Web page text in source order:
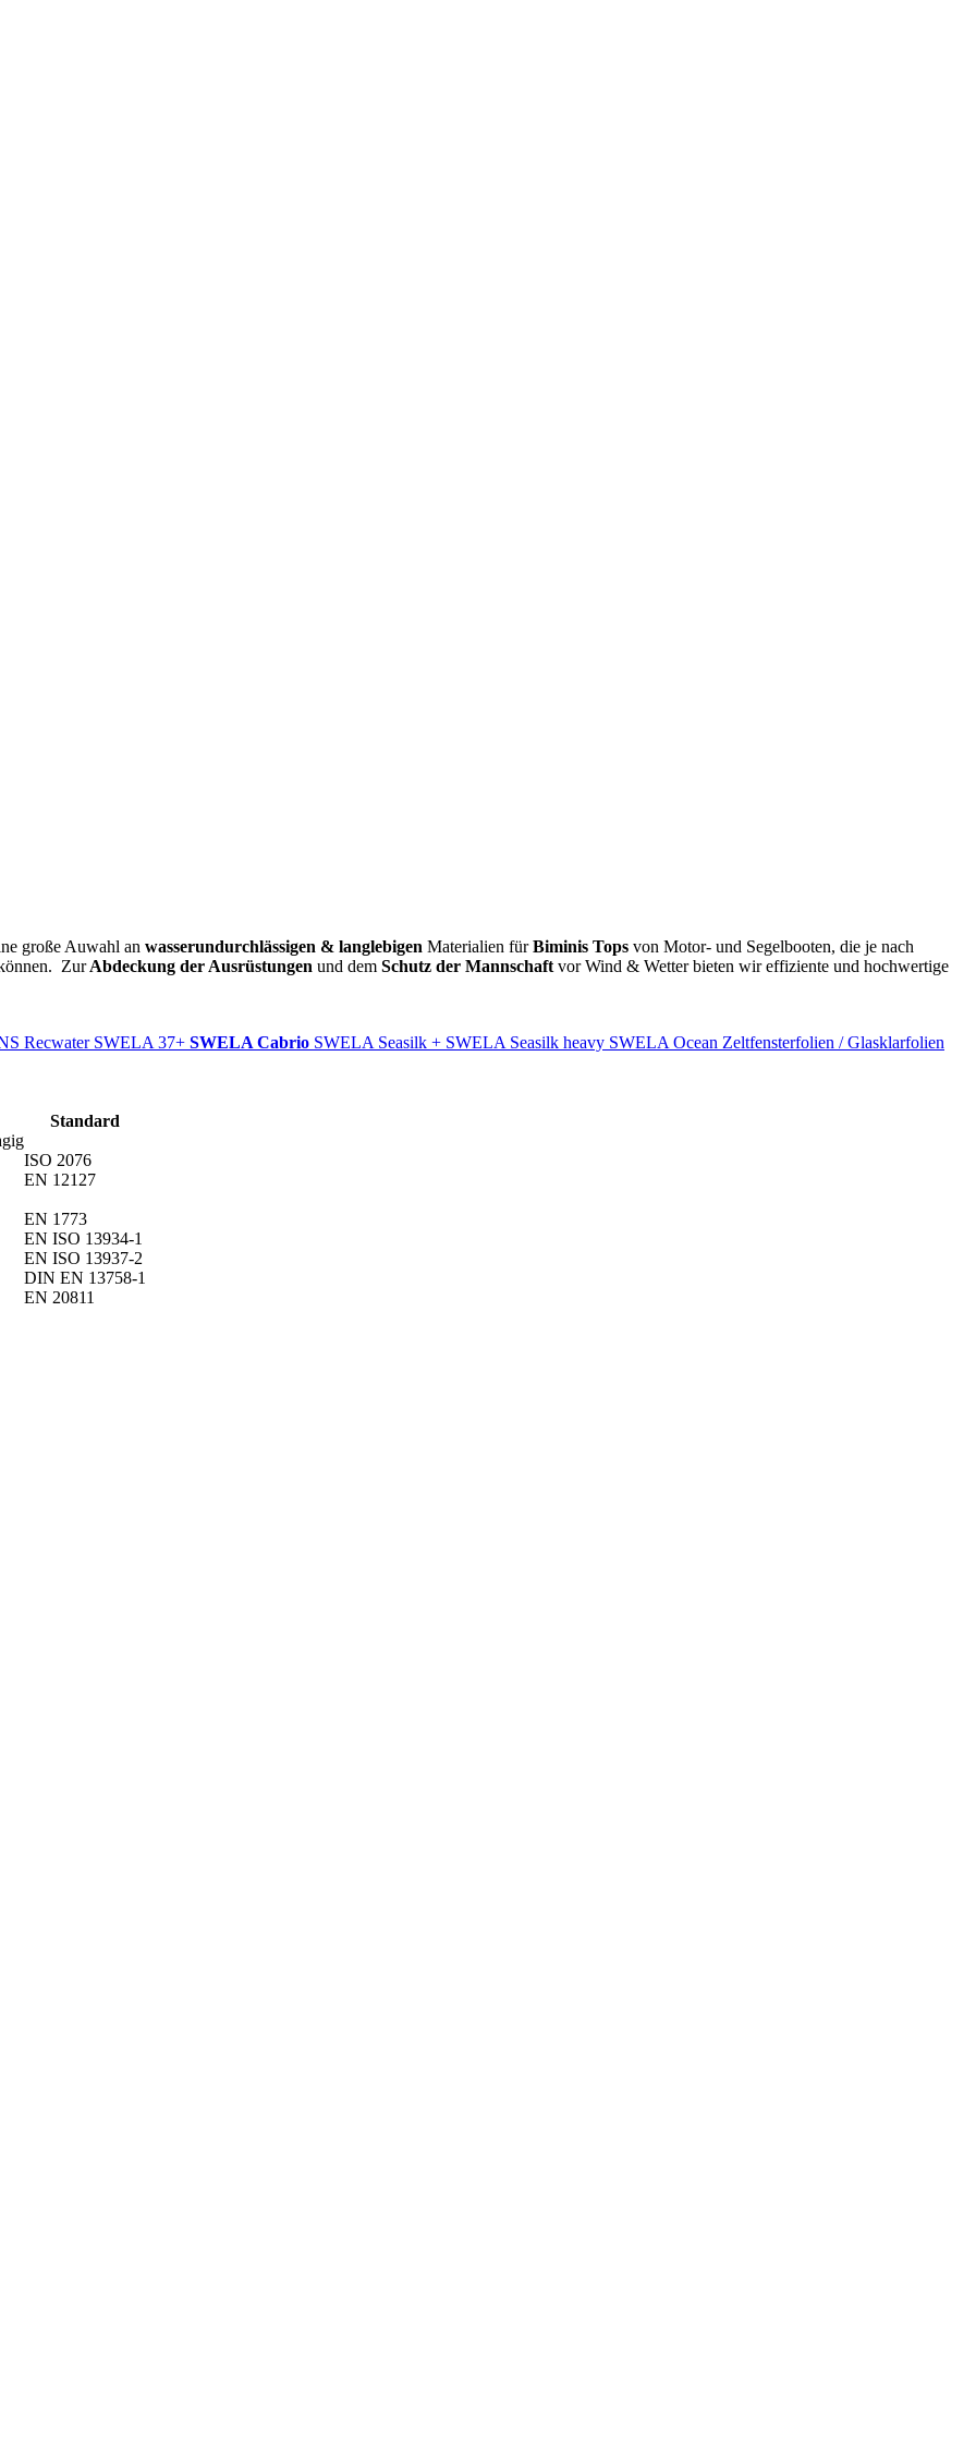
große Auwahl an wasserundurchlässigen & langlebigen Materialien fürBiminis Tops von Motor- und Segelbooten, die je nach
ZurAbdeckung der Ausrüstungen und dem Schutz der Mannschaft vor Wind & Wetter bieten wir effiziente und hochwertige
Recwater SWELA 37+ SWELA Cabrio SWELA Seasilk + SWELA Seasilk heavy SWELA Ocean Zeltfensterfolien / Glasklarfolien
Standard
ISO 2076
EN 12127
EN 1773
EN ISO 13934-1
EN ISO 13937-2
DIN EN 13758-1
EN 20811